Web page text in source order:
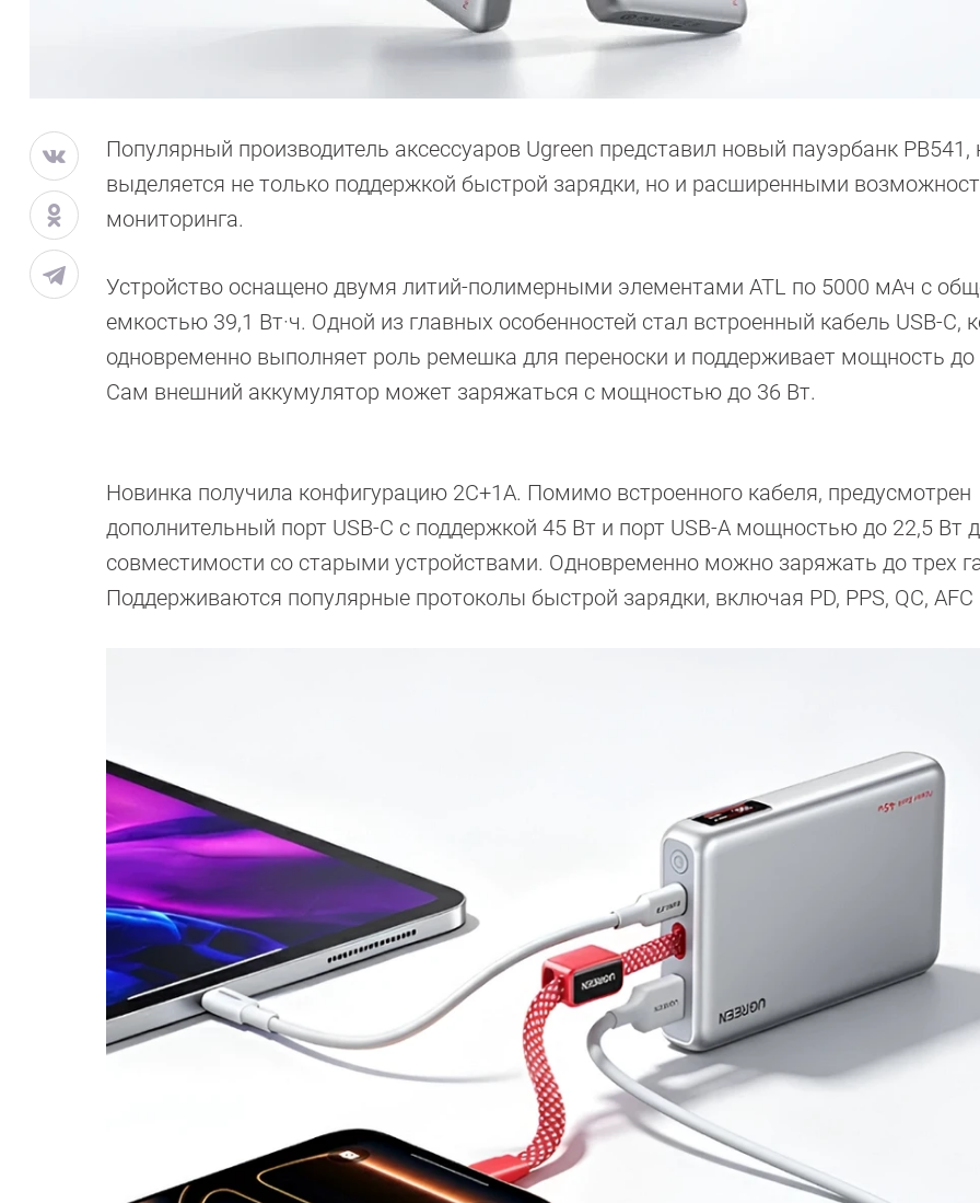
Популярный производитель аксессуаров Ugreen представил новый пауэрбанк PB541,
выделяется не только поддержкой быстрой зарядки, но и расширенными
мониторинга.
Устройство оснащено двумя литий-полимерными элементами ATL по 5000 мАч с
емкостью 39,1 Вт·ч. Одной из главных особенностей стал встроенный кабель USB-C,
одновременно выполняет роль ремешка для переноски и поддерживает мощность до
Сам внешний аккумулятор может заряжаться с мощностью до 36 Вт.
Новинка получила конфигурацию 2C+1A. Помимо встроенного кабеля, предусмотрен
дополнительный порт USB-C с поддержкой 45 Вт и порт USB-A мощностью до 22,5 Вт
совместимости со старыми устройствами. Одновременно можно заряжать до трех
Поддерживаются популярные протоколы быстрой зарядки, включая PD, PPS, QC, AFC